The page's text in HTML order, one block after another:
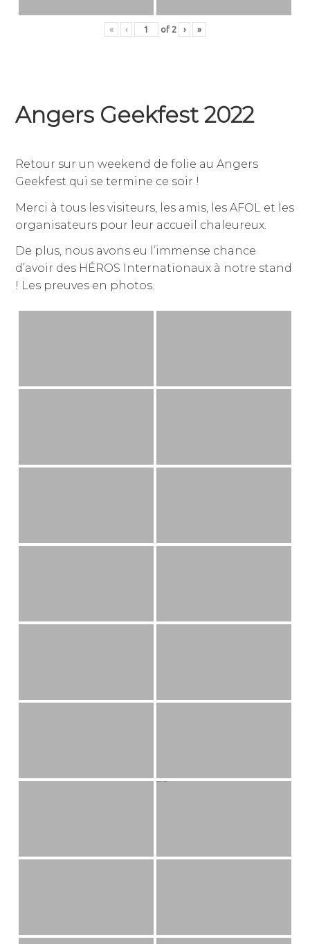
« ‹ of 2 › »
Angers Geekfest 2022
2022
dominique
julien
dans
non
Retour sur un weekend de folie au Angers
Geekfest qui se termine ce soir !
Merci à tous les visiteurs, les amis, les AFOL et les
organisateurs pour leur accueil chaleureux.
De plus, nous avons eu l’immense chance
d’avoir des HÉROS Internationaux à notre stand
! Les preuves en photos.